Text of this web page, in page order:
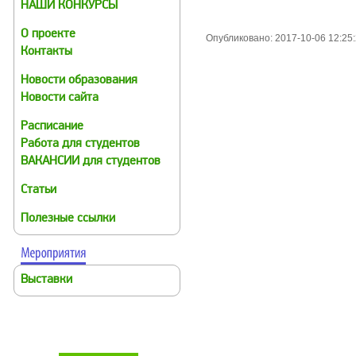
НАШИ КОНКУРСЫ
О проекте
Контакты
Новости образования
Новости сайта
Расписание
Работа для студентов
ВАКАНСИИ для студентов
Статьи
Полезные ссылки
Выставки
Опубликовано: 2017-10-06